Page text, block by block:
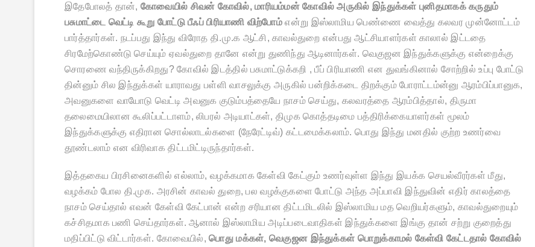
இதேபோலத் தான், கோவையில் சிவன் கோவில், மாரியம்மன் கோவில் அருகில் இந்துக்கள் புனிதமாகக் கருதும்
பசுமாட்டை வெட்டி கூறு போட்டு பீஃப் பிரியாணி விற்போம்என்று இஸ்லாமிய பெண்ணை வைத்து கலவர முன்னோட்டம்
பார்த்தார்கள். நடப்பது இந்து விரோத தி.மு.க ஆட்சி, காவல்துறை என்பது ஆட்சியாளர்கள் காலால் இட்டதை
சிரமேற்கொண்டு செய்யும் ஏவல்துறை தானே என்று துணிந்து ஆடினார்கள். வெகுஜன இந்துக்களுக்கு என்றைக்கு
சொரணை வந்திருக்கிறது? கோவில் இடத்தில் பசுமாட்டுக்கறி , பீப் பிரியாணி என துவங்கினால் சோற்றில் உப்பு போட்டு
தின்னும் சில இந்துக்கள் யாராவது பள்ளி வாசலுக்கு அருகில் பன்றிக்கடை திறக்கும் போராட்டம்ன்னு ஆரம்பிப்பானுக,
அவனுகளை வாயோடு வெட்டி அவனுக குடும்பத்தையே நாசம் செய்து, கலவரத்தை ஆரம்பித்தால், திருமா
தலைமையிலான கூலிப்பட்டாளம், லிபரல் அடியாட்கள், திமுக கொத்தடிமை பத்திரிக்கையாளர்கள் மூலம்
இந்துக்களுக்கு எதிரான சொல்லாடல்களை (நேரேட்டிவ்) கட்டமைக்கலாம். பொது இந்து மனதில் குற்ற உணர்வை
தூண்டலாம் என விரிவாக திட்டமிட்டிருந்தார்கள்.
இத்தகைய பிரசினைகளில் எல்லாம், வழக்கமாக கேள்வி கேட்கும் உணர்வுள்ள இந்து இயக்க செயல்வீரர்கள் மீது,
வழக்கம் போல தி.முக. அரசின் காவல் துறை, பல வழக்குகளை போட்டு அந்த அப்பாவி இந்துவின் எதிர் காலத்தை
நாசம் செய்தால் எவன் கேள்வி கேட்பான் என்ற சரியான திட்டமிடலில் இஸ்லாமிய மத வெறியர்களும், காவல்துறையும்
கச்சிதமாக பணி செய்தார்கள். ஆனால் இஸ்லாமிய அடிப்படைவாதிகள் இந்துக்களை இங்கு தான் சற்று குறைத்து
மதிப்பிட்டு விட்டார்கள். கோவையில்,பொது மக்கள், வெகுஜன இந்துக்கள் பொறுக்காமல் கேள்வி கேட்டதால் கோவில்